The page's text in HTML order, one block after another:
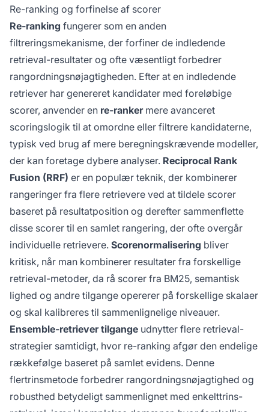
Re-ranking og forfinelse af scorer
Re-ranking fungerer som en anden
filtreringsmekanisme, der forfiner de indledende
retrieval-resultater og ofte væsentligt forbedrer
rangordningsnøjagtigheden. Efter at en indledende
retriever har genereret kandidater med foreløbige
scorer, anvender en re-rankermere avanceret
scoringslogik til at omordne eller filtrere kandidaterne,
typisk ved brug af mere beregningskrævende modeller,
der kan foretage dybere analyser. Reciprocal Rank
Fusion (RRF) er en populær teknik, der kombinerer
rangeringer fra flere retrievere ved at tildele scorer
baseret på resultatposition og derefter sammenflette
disse scorer til en samlet rangering, der ofte overgår
individuelle retrievere. Scorenormalisering bliver
kritisk, når man kombinerer resultater fra forskellige
retrieval-metoder, da rå scorer fra BM25, semantisk
lighed og andre tilgange opererer på forskellige skalaer
og skal kalibreres til sammenlignelige niveauer.
Ensemble-retriever tilgange udnytter flere retrieval-
strategier samtidigt, hvor re-ranking afgør den endelige
rækkefølge baseret på samlet evidens. Denne
flertrinsmetode forbedrer rangordningsnøjagtighed og
robusthed betydeligt sammenlignet med enkelttrins-